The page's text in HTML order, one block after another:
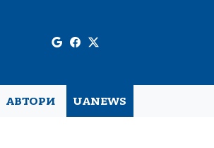
АВТОРИ UANEWS